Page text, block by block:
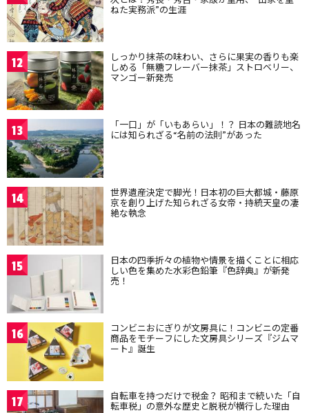
ねた実務派”の生涯
12 しっかり抹茶の味わい、さらに果実の香りも楽
しめる「無糖フレーバー抹茶」ストロベリー、
マンゴー新発売
13 「一口」が「いもあらい」！？ 日本の難読地名
には知られざる“名前の法則”があった
14 世界遺産決定で脚光！日本初の巨大都城・藤原
京を創り上げた知られざる女帝・持統天皇の凄
絶な執念
15 日本の四季折々の植物や情景を描くことに相応
しい色を集めた水彩色鉛筆『色辞典』が新発
売！
16 コンビニおにぎりが文房具に！コンビニの定番
商品をモチーフにした文房具シリーズ『ジムマ
ート』誕生
17 自転車を持つだけで税金？ 昭和まで続いた「自
転車税」の意外な歴史と脱税が横行した理由